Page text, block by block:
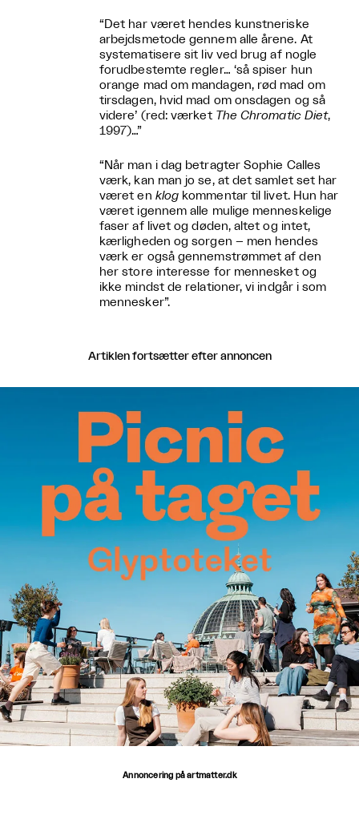
“Det har været hendes kunstneriske
arbejdsmetode gennem alle årene. At
systematisere sit liv ved brug af nogle
forudbestemte regler… ‘så spiser hun
orange mad om mandagen, rød mad om
tirsdagen, hvid mad om onsdagen og så
videre’ (red: værket The Chromatic Diet,
1997)…”
“Når man i dag betragter Sophie Calles
værk, kan man jo se, at det samlet set har
været en klog kommentar til livet. Hun har
været igennem alle mulige menneskelige
faser af livet og døden, altet og intet,
kærligheden og sorgen – men hendes
værk er også gennemstrømmet af den
her store interesse for mennesket og
ikke mindst de relationer, vi indgår i som
mennesker”.
Artiklen fortsætter efter annoncen
Annoncering på artmatter.dk